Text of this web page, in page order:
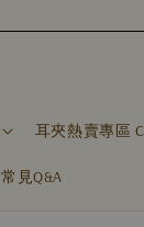
耳夾熱賣專區
常見Q&A